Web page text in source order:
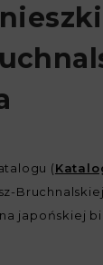
(
japońskiej